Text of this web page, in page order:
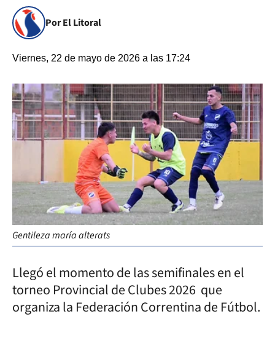
Por El Litoral
Viernes, 22 de mayo de 2026 a las 17:24
Gentileza maría alterats
Llegó el momento de las semifinales en el
torneo Provincial de Clubes 2026 que
organiza la Federación Correntina de Fútbol.